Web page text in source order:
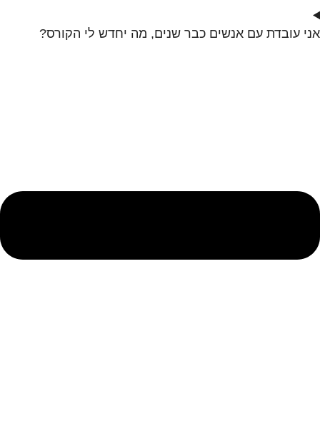
אני עובדת עם אנשים כבר שנים, מה יחדש לי הקורס?